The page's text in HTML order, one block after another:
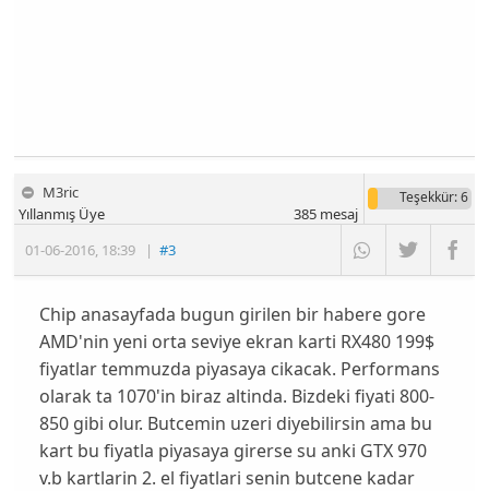
M3ric
01-06-2016, 18:39 |#3
Yıllanmış Üye
Teşekkür: 6
385mesaj
Chip anasayfada bugun girilen bir habere gore
AMD'nin yeni orta seviye ekran karti RX480 199$
fiyatlar temmuzda piyasaya cikacak. Performans
olarak ta 1070'in biraz altinda. Bizdeki fiyati 800-
850 gibi olur. Butcemin uzeri diyebilirsin ama bu
kart bu fiyatla piyasaya girerse su anki GTX 970
v.b kartlarin 2. el fiyatlari senin butcene kadar